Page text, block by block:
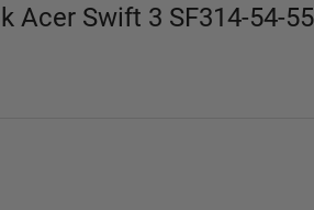
Acer Swift 3 SF314-54-